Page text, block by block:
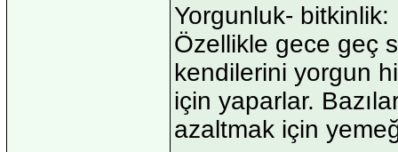
Yorgunluk- bitkinlik:
Özellikle gece geç
kendilerini yorgun
için yaparlar.
azaltmak için